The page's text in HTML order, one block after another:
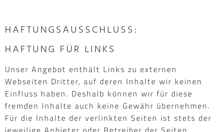
HAFTUNGSAUSSCHLUSS:
HAFTUNG FÜR LINKS
Unser Angebot enthält Links zu externen
Webseiten Dritter, auf deren Inhalte wir keinen
Einfluss haben. Deshalb können wir für diese
fremden Inhalte auch keine Gewähr übernehmen.
Für die Inhalte der verlinkten Seiten ist stets der